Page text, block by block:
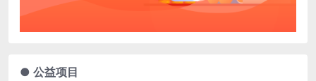
● 公益项目